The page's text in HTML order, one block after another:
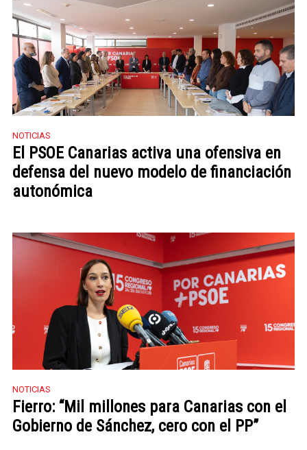
NOTICIAS
El PSOE Canarias activa una ofensiva en
defensa del nuevo modelo de financiación
autonómica
NOTICIAS
Fierro: “Mil millones para Canarias con el
Gobierno de Sánchez, cero con el PP”